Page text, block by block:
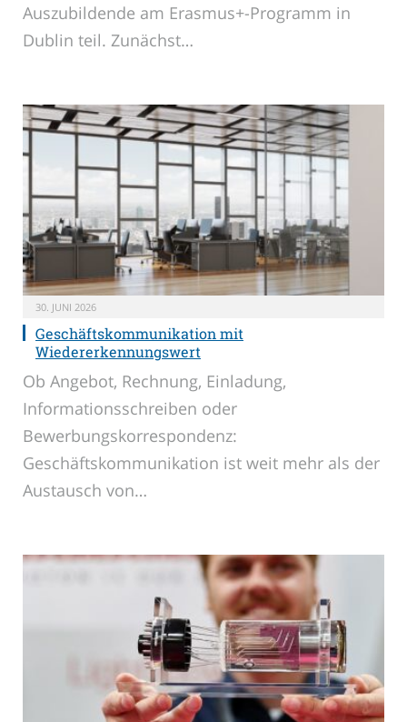
Auszubildende am Erasmus+-Programm in
Dublin teil. Zunächst…
30. JUNI 2026
Geschäftskommunikation mit
Wiedererkennungswert
Ob Angebot, Rechnung, Einladung,
Informationsschreiben oder
Bewerbungskorrespondenz:
Geschäftskommunikation ist weit mehr als der
Austausch von…